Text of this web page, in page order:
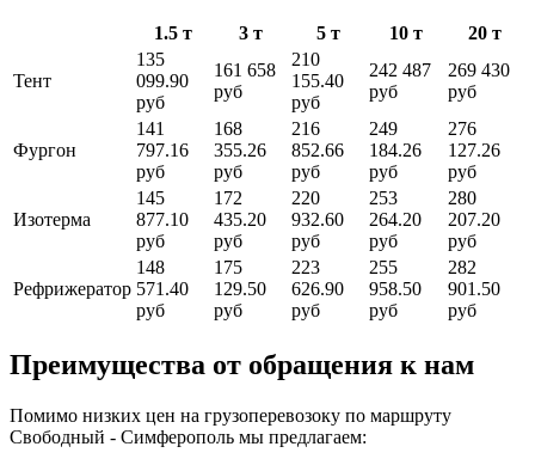
1.5 т 3 т 5 т 10 т 20 т
Тент
135
099.90
руб
161 658
руб
210
155.40
руб
242 487
руб
269 430
руб
Фургон
141
797.16
руб
168
355.26
руб
216
852.66
руб
249
184.26
руб
276
127.26
руб
Изотерма
145
877.10
руб
172
435.20
руб
220
932.60
руб
253
264.20
руб
280
207.20
руб
Рефрижератор
148
571.40
руб
175
129.50
руб
223
626.90
руб
255
958.50
руб
282
901.50
руб
Преимущества от обращения к нам
Помимо низких цен на грузоперевозоку по маршруту
Свободный - Симферополь мы предлагаем: